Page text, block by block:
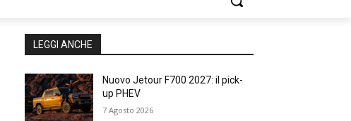
LEGGI ANCHE
Nuovo Jetour F700 2027: il pick-
up PHEV
7 Agosto 2026